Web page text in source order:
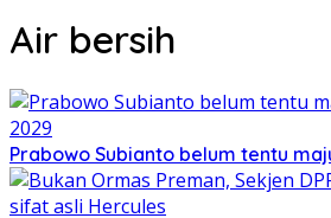
Air bersih
Prabowo Subianto belum tentu